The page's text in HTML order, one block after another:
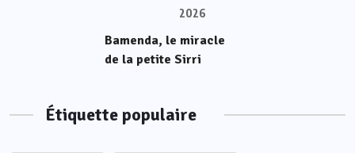
2026
Bamenda, le miracle
de la petite Sirri
Étiquette populaire